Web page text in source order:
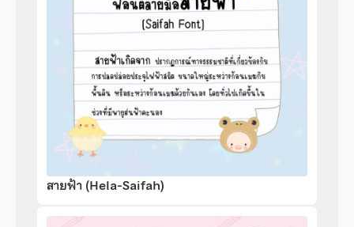
สายฟ้า (Hela-Saifah)